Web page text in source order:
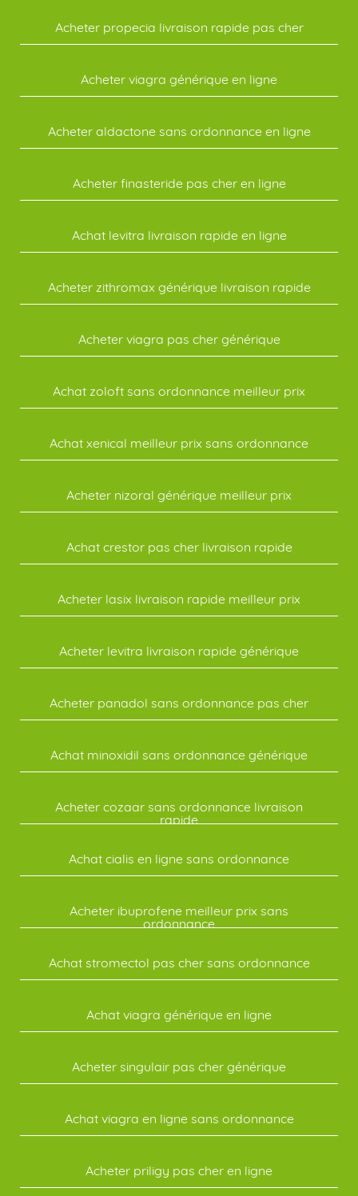
Acheter propecia livraison rapide pas cher
Acheter viagra générique en ligne
Acheter aldactone sans ordonnance en ligne
Acheter finasteride pas cher en ligne
Achat levitra livraison rapide en ligne
Acheter zithromax générique livraison rapide
Acheter viagra pas cher générique
Achat zoloft sans ordonnance meilleur prix
Achat xenical meilleur prix sans ordonnance
Acheter nizoral générique meilleur prix
Achat crestor pas cher livraison rapide
Acheter lasix livraison rapide meilleur prix
Acheter levitra livraison rapide générique
Acheter panadol sans ordonnance pas cher
Achat minoxidil sans ordonnance générique
Acheter cozaar sans ordonnance livraison
rapide
Achat cialis en ligne sans ordonnance
Acheter ibuprofene meilleur prix sans
ordonnance
Achat stromectol pas cher sans ordonnance
Achat viagra générique en ligne
Acheter singulair pas cher générique
Achat viagra en ligne sans ordonnance
Acheter priligy pas cher en ligne